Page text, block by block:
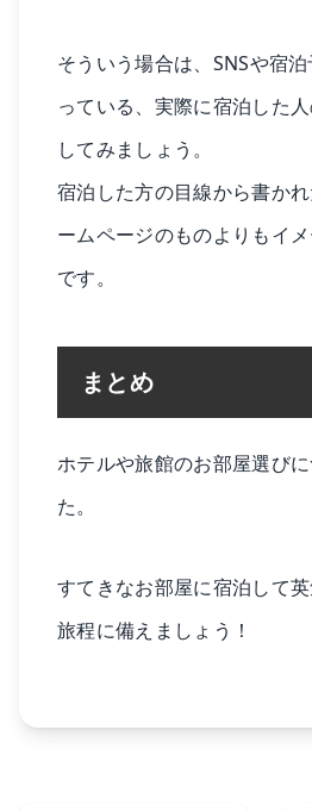
そういう場合は、SNSや宿
っている、実際に宿泊した
してみましょう。
宿泊した方の目線から書か
ームページのものよりもイ
です。
まとめ
ホテルや旅館のお部屋選び
た。
すてきなお部屋に宿泊して
旅程に備えましょう！